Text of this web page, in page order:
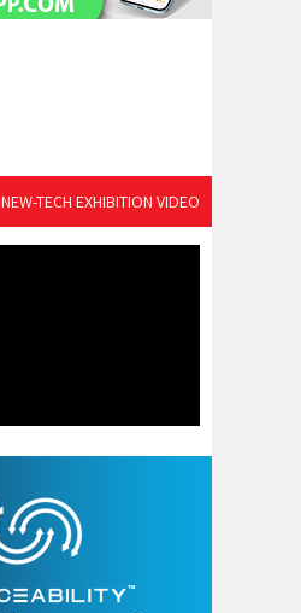
NEW-TECH EXHIBITION VIDEO